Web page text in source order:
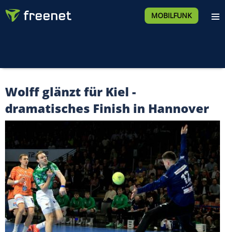
MOBILFUNK
Wolff glänzt für Kiel -
dramatisches Finish in Hannover